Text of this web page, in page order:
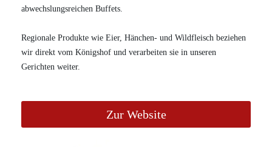
abwechslungsreichen Buffets.
Regionale Produkte wie Eier, Hänchen- und Wildfleisch beziehen
wir direkt vom Königshof und verarbeiten sie in unseren
Gerichten weiter.
Zur Website